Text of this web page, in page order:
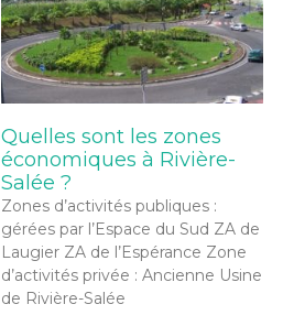
Quelles sont les zones
économiques à Rivière-
Salée ?
Zones d’activités publiques :
gérées par l’Espace du Sud ZA de
Laugier ZA de l’Espérance Zone
d’activités privée : Ancienne Usine
de Rivière-Salée